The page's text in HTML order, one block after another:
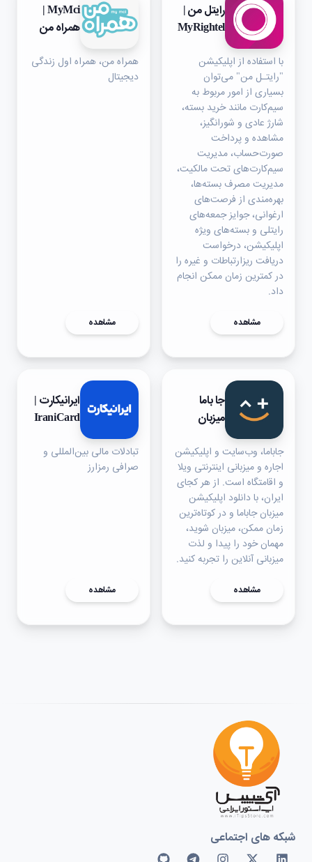
رایتل من |
MyRightel
با استفاده از اپلیکیشن
"رایتـل من" می‌توان
بسیاری از امور مربوط به
سیم‌کارت مانند خرید بسته،
شارژ عادی و شورانگیز،
مشاهده و پرداخت
صورت‌حساب، مدیریت
سیم‌کارت‌های تحت مالکیت،
مدیریت مصرف بسته‌ها،
بهره‌مندی از فرصت‌های
ارغوانی، جوایز جمعه‌های
رایتلی و بسته‌های ویژه
اپلیکیشن، درخواست
دریافت ریز‌ارتباطات و غیره را
در کمترین زمان ممکن انجام
داد.
مشاهده
MyMci |
همراه من
همراه من، همراه اول زندگی
دیجیتال
مشاهده
جا باما
میزبان
جاباما، وب‌سایت و اپلیکیشن
اجاره و میزبانی اینترنتی ویلا
و اقامتگاه است. از هر کجای
ایران، با دانلود اپلیکیشن
میزبان جاباما و در کوتاه‌ترین
زمان ممکن، میزبان شوید،
مهمان خود را پیدا و لذت
میزبانی آنلاین را تجربه کنید.
مشاهده
ایرانیکارت |
IraniCard
تبادلات مالی بین‌المللی و
صرافی رمزارز
مشاهده
شبکه های اجتماعی